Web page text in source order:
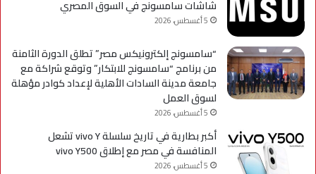
شاشات سامسونج في السوق المصري
5 أغسطس، 2026
“سامسونج إلكترونيكس مصر” تطلق الدورة الثامنة
من برنامج “سامسونج للابتكار” وتوقع شراكة مع
جامعة مدينة السادات الأهلية لإعداد كوادر مؤهلة
لسوق العمل
5 أغسطس، 2026
أكبر بطارية في تاريخ سلسلة vivo Y تشعل
المنافسة في مصر مع إطلاق vivo Y500
5 أغسطس، 2026